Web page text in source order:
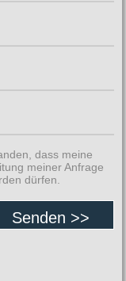
dass meine
meiner Anfrage
dürfen.
Senden >>